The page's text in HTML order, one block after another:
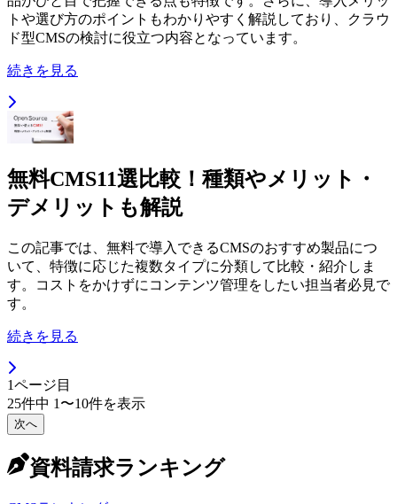
トや選び方のポイントもわかりやすく解説しており、クラウ
ド型CMSの検討に役立つ内容となっています。
続きを見る
無料CMS11選比較！種類やメリット・
デメリットも解説
この記事では、無料で導入できるCMSのおすすめ製品につ
いて、特徴に応じた複数タイプに分類して比較・紹介しま
す。コストをかけずにコンテンツ管理をしたい担当者必見で
す。
続きを見る
1ページ目
25件中 1 〜10件を表示
次へ
資料請求ランキング